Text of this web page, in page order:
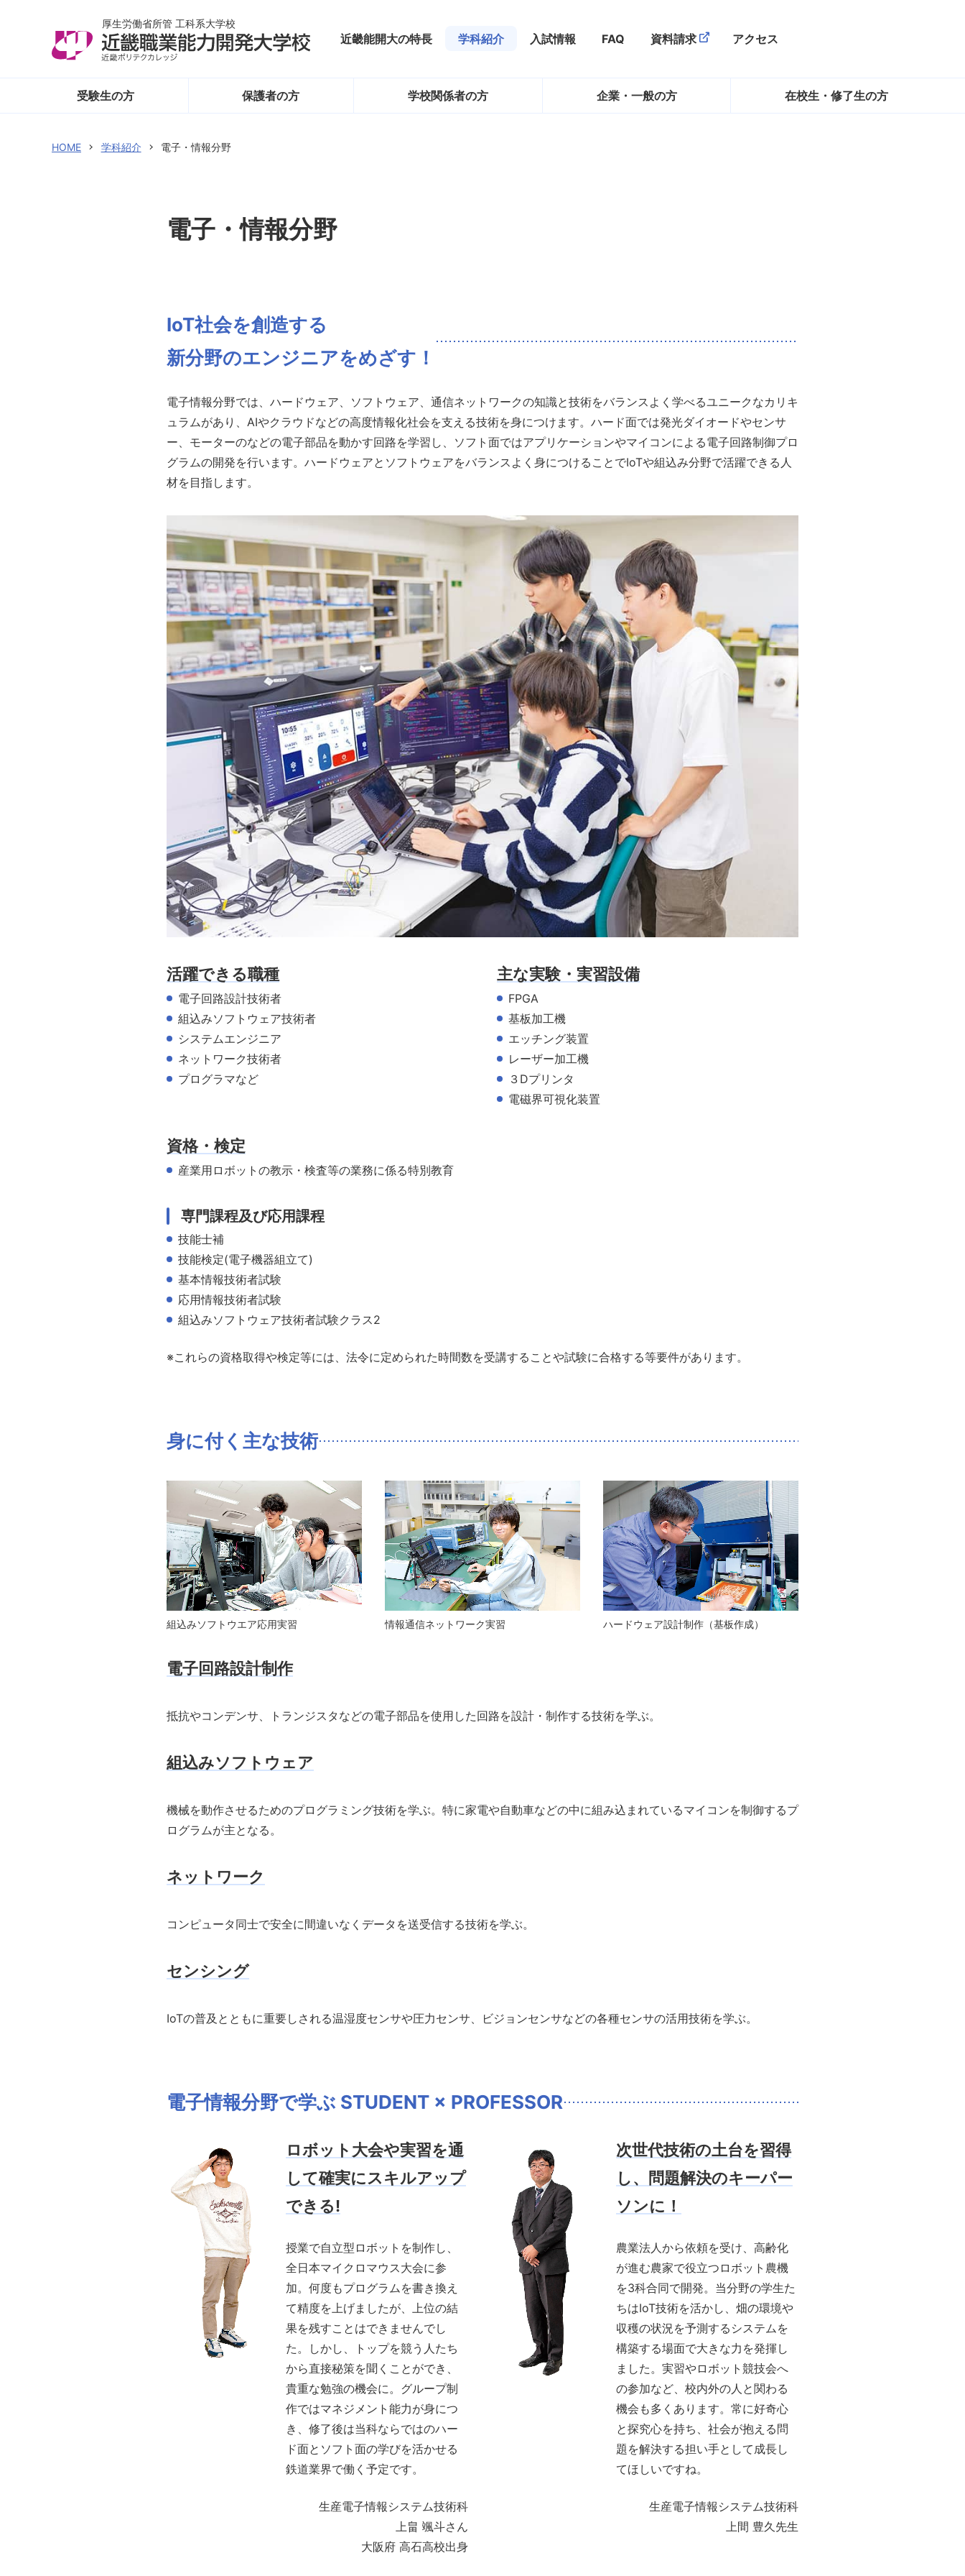
厚生労働省所管 工科系大学校
近畿能開大の特長 学科紹介 入試情報 FAQ 資料請求
（別ウィンドウで開きます）
アクセス
受験生の方 保護者の方 学校関係者の方 企業・一般の方 在校生・修了生の方
HOME 学科紹介 電子・情報分野
電子・情報分野
IoT社会を創造する
新分野のエンジニアをめざす！
電子情報分野では、ハードウェア、ソフトウェア、通信ネットワークの知識と技術をバランスよく学べるユニークなカリキ
ュラムがあり、AIやクラウドなどの高度情報化社会を支える技術を身につけます。ハード面では発光ダイオードやセンサ
ー、モーターのなどの電子部品を動かす回路を学習し、ソフト面ではアプリケーションやマイコンによる電子回路制御プロ
グラムの開発を行います。ハードウェアとソフトウェアをバランスよく身につけることでIoTや組込み分野で活躍できる人
材を目指します。
活躍できる職種
電子回路設計技術者
組込みソフトウェア技術者
システムエンジニア
ネットワーク技術者
プログラマなど
主な実験・実習設備
FPGA
基板加工機
エッチング装置
レーザー加工機
３Dプリンタ
電磁界可視化装置
資格・検定
産業用ロボットの教示・検査等の業務に係る特別教育
専門課程及び応用課程
技能士補
技能検定(電子機器組立て)
基本情報技術者試験
応用情報技術者試験
組込みソフトウェア技術者試験クラス2
※これらの資格取得や検定等には、法令に定められた時間数を受講することや試験に合格する等要件があります。
身に付く主な技術
組込みソフトウエア応用実習 情報通信ネットワーク実習 ハードウェア設計制作（基板作成）
電子回路設計制作
抵抗やコンデンサ、トランジスタなどの電子部品を使用した回路を設計・制作する技術を学ぶ。
組込みソフトウェア
機械を動作させるためのプログラミング技術を学ぶ。特に家電や自動車などの中に組み込まれているマイコンを制御するプ
ログラムが主となる。
ネットワーク
コンピュータ同士で安全に間違いなくデータを送受信する技術を学ぶ。
センシング
IoTの普及とともに重要しされる温湿度センサや圧力センサ、ビジョンセンサなどの各種センサの活用技術を学ぶ。
電子情報分野で学ぶ STUDENT × PROFESSOR
ロボット大会や実習を通
して確実にスキルアップ
できる!
授業で自立型ロボットを制作し、
全日本マイクロマウス大会に参
加。何度もプログラムを書き換え
て精度を上げましたが、上位の結
果を残すことはできませんでし
た。しかし、トップを競う人たち
から直接秘策を聞くことができ、
貴重な勉強の機会に。グループ制
作ではマネジメント能力が身につ
き、修了後は当科ならではのハー
ド面とソフト面の学びを活かせる
鉄道業界で働く予定です。
生産電子情報システム技術科
上畠 颯斗さん
大阪府 高石高校出身
次世代技術の土台を習得
し、問題解決のキーパー
ソンに！
農業法人から依頼を受け、高齢化
が進む農家で役立つロボット農機
を3科合同で開発。当分野の学生た
ちはIoT技術を活かし、畑の環境や
収穫の状況を予測するシステムを
構築する場面で大きな力を発揮し
ました。実習やロボット競技会へ
の参加など、校内外の人と関わる
機会も多くあります。常に好奇心
と探究心を持ち、社会が抱える問
題を解決する担い手として成長し
てほしいですね。
生産電子情報システム技術科
上間 豊久先生